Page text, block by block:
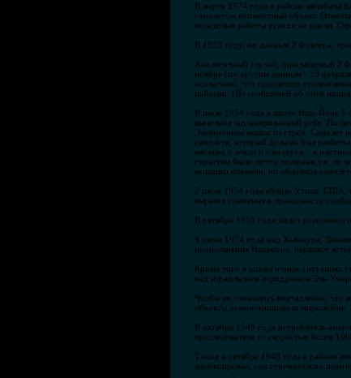
В марте 1974 года в районе авиабазы
самолетом неизвестный объект.
поисковые работы успеха не имели.
В 1953 году, по данным Р.Фовлера,
Аналогичный случай, описываемый
ноябре (по другим данным - 23
исключено, что произошло
найдено. (Из сообщений об этом
В июле 1954 года в штате Нью-Йорк F-
выполнял запланированный рейс. По
Электроника вышла из строя. Самолет
самолета, который должен был
месяцев с земли и с воздуха... в
горючим были почти полными,т.е. по
вспышки пламени, ни обломков
2 июля 1954 года вблизи Утики, США,
выразил сомнения в правдивости
В октябре 1956 года пилот
9 июня 1974 года над Хьянкура,
подполковник Накамура, парашют
Кроме того в аналогичных
над израильским аэродромом Эль-
Чтобы не сложилось впечатление, что
объекты демонстрировали миролюбие.
В октябре 1948 года истребитель
преследователя со скоростью более
Также в октябре 1948 года в районе
маневрировал, сам стремительно